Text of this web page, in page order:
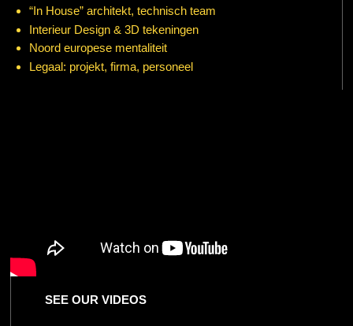
“In House” architekt, technisch team
Interieur Design & 3D tekeningen
Noord europese mentaliteit
Legaal: projekt, firma, personeel
SEE OUR VIDEOS